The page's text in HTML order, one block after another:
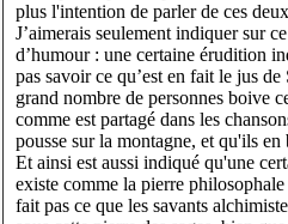
plus l'intention de parler de ces
J’aimerais seulement indiquer sur
d’humour : une certaine érudition
pas savoir ce qu’est en fait le jus de
grand nombre de personnes boive
comme est partagé dans les
pousse sur la montagne, et qu'ils en
Et ainsi est aussi indiqué qu'une
existe comme la pierre philosophale
fait pas ce que les savants